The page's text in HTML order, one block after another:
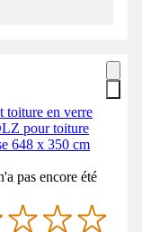
toiture en verre
pour toiture
648 x 350 cm
pas encore été